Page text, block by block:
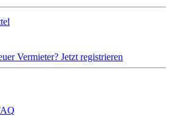
Vermieter? Jetzt registrieren